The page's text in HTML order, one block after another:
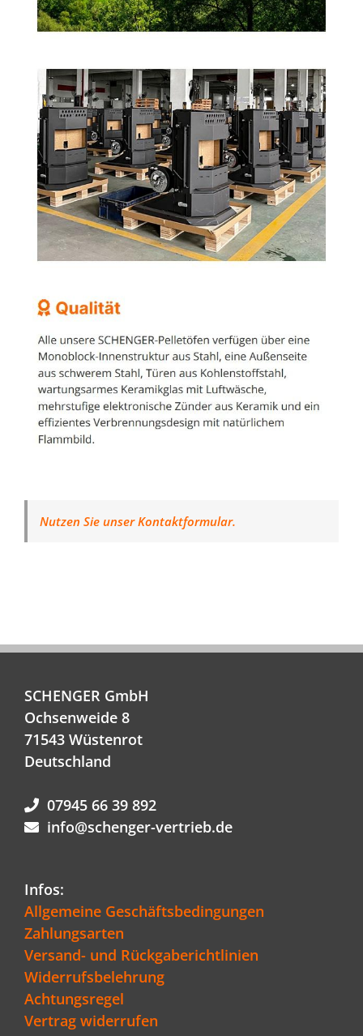
Nutzen Sie unser Kontaktformular.
SCHENGER GmbH
Ochsenweide 8
71543 Wüstenrot
Deutschland
07945 66 39 892
info@schenger-vertrieb.de
Infos:
Allgemeine Geschäftsbedingungen
Zahlungsarten
Versand- und Rückgaberichtlinien
Widerrufsbelehrung
Achtungsregel
Vertrag widerrufen